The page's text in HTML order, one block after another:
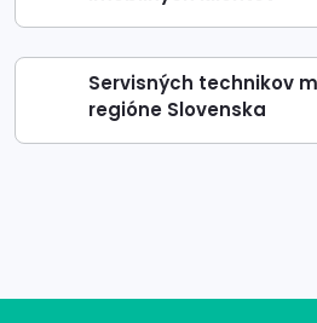
Servisných technikov
regióne Slovenska